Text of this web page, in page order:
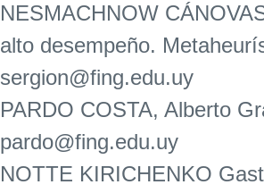
NESMACHNOW
alto desempeño.
sergion@fing.edu.uy
PARDO COSTA, Alberto
pardo@fing.edu.uy
NOTTE KIRICHENKO